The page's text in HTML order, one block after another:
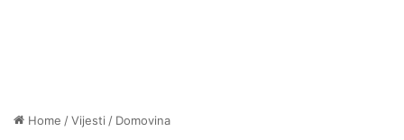
Home /Vijesti / Domovina